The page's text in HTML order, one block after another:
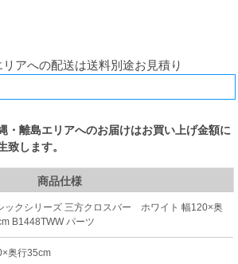
アへの配送は送料別途お見積り
・離島エリアへのお届けはお買い上げ金額に
致します。
商品仕様
ックシリーズ 三方クロスバー ホワイト 幅120×奥
B1448TWW パーツ
奥行35cm